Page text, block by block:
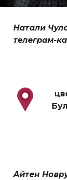
Натали
телеграм-
Айтен